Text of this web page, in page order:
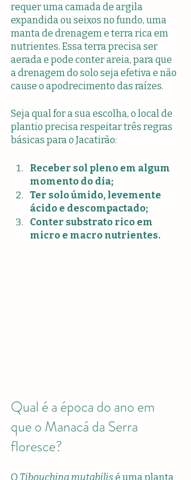
requer uma camada de argila
expandida ou seixos no fundo, uma
manta de drenagem e terra rica em
nutrientes. Essa terra precisa ser
aerada e pode conter areia, para que
a drenagem do solo seja efetiva e não
cause o apodrecimento das raízes.
Seja qual for a sua escolha, o local de
plantio precisa respeitar três regras
básicas para o Jacatirão:
Receber sol pleno em algum
momento do dia;
Ter solo úmido, levemente
ácido e descompactado;
Conter substrato rico em
micro e macro nutrientes.
Qual é a época do ano em
que o Manacá da Serra
floresce?
O Tibouchina mutabilis é uma planta